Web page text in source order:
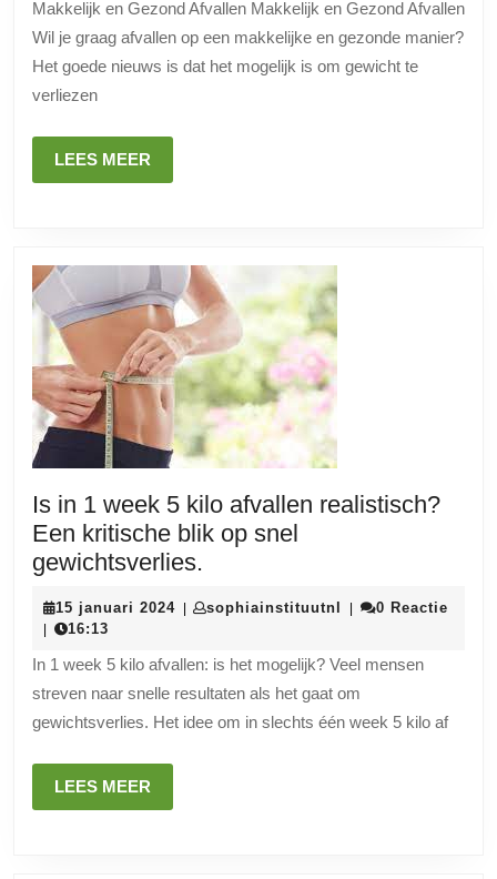
en
Gezond
Kunt
Makkelijk en Gezond Afvallen Makkelijk en Gezond Afvallen
Wil je graag afvallen op een makkelijke en gezonde manier?
Het goede nieuws is dat het mogelijk is om gewicht te
verliezen
LEES MEER
MEER
Is in 1 week 5 kilo afvallen realistisch?
Een kritische blik op snel
gewichtsverlies.
1
5
kilo
afvallen
15 januari 202415| sophiainstituutnl sophiainstituutnl
| 0 Reactie
| 16:13
In 1 week 5 kilo afvallen: is het mogelijk? Veel mensen
streven naar snelle resultaten als het gaat om
gewichtsverlies. Het idee om in slechts één week 5 kilo af
LEES MEER
MEER